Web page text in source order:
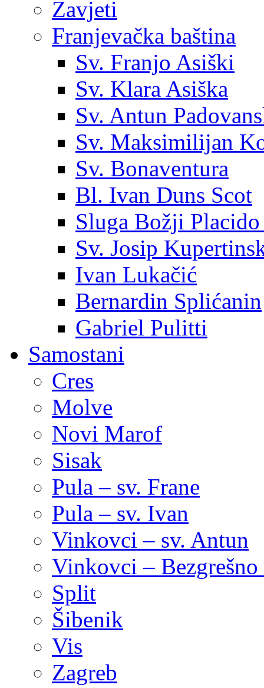
Zavjeti
Franjevačka baština
Sv. Franjo Asiški
Sv. Klara Asiška
Sv. Antun
Sv. Maksimilijan
Sv. Bonaventura
Bl. Ivan Duns Scot
Sluga Božji Placido
Sv. Josip
Ivan Lukačić
Bernardin Splićanin
Gabriel Pulitti
Samostani
Cres
Molve
Novi Marof
Sisak
Pula – sv. Frane
Pula – sv. Ivan
Vinkovci – sv. Antun
Vinkovci –
Split
Šibenik
Vis
Zagreb